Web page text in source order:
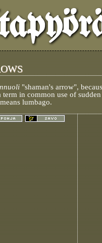
"shaman's arrow",
in common use of
lumbago.